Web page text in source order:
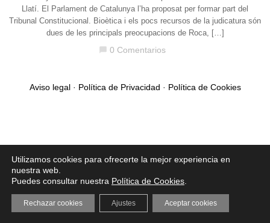
Llatí. El Parlament de Catalunya l’ha proposat per formar part del
Tribunal Constitucional. Bioètica i els pocs recursos de la judicatura són
dues de les principals preocupacions de Roca, […]
chat_bubble 0 Comentarios
Aviso legal· Política de Privacidad · Política de Cookies
Utilizamos cookies para ofrecerte la mejor experiencia en
nuestra web.
Puedes consultar nuestra Política de Cookies
Aceptar cookies
Rechazar cookies Ajustes